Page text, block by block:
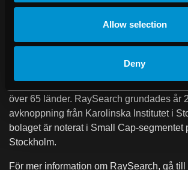
Allow selection
Deny
utvecklar avancerade mjukvarulösningar
strålbehandling av cancer. RaySearch
dosplaneringssystemet RayStation® till
licensavtal med ledande
RaySearchs mjukvara används av mer
över 65 länder. RaySearch grundades år
avknoppning från Karolinska Institutet i
bolaget är noterat i Small Cap-segmentet
Stockholm.
För mer information om RaySearch, gå till